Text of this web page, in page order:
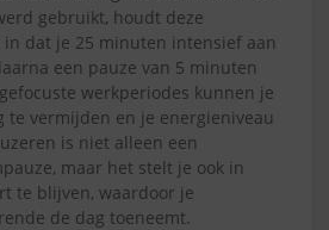
gebruikt, houdt deze
in dat je 25 minuten intensief aan
een pauze van 5 minuten
werkperiodes kunnen je
te vermijden en je energieniveau
is niet alleen een
maar het stelt je ook in
te blijven, waardoor je
de dag toeneemt.